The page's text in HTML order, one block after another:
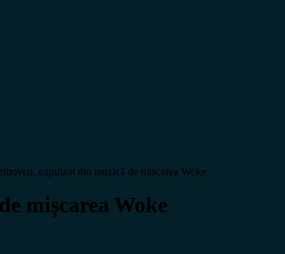
expulzat din muzică de mișcarea Woke
mișcarea Woke